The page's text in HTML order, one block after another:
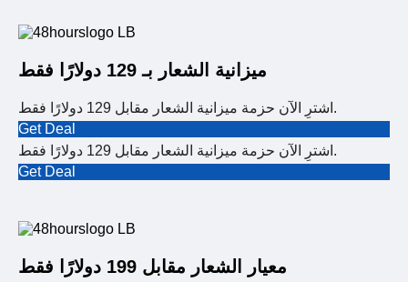
ميزانية الشعار بـ 129 دولارًا فقط
اشترِ الآن حزمة ميزانية الشعار مقابل 129 دولارًا فقط.
Get Deal
اشترِ الآن حزمة ميزانية الشعار مقابل 129 دولارًا فقط.
Get Deal
معيار الشعار مقابل 199 دولارًا فقط